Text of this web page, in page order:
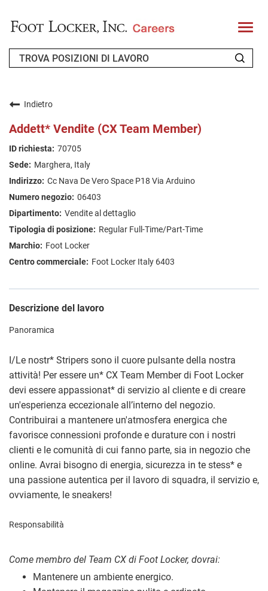
T
o
l
FAQ
CERCA LAVORO
Indietro
Addett* Vendite (CX Team Member)
70705
Marghera, Italy
Cc Nava De Vero Space P18 Via Arduino
06403
Vendite al dettaglio
Regular Full-Time/Part-Time
Foot Locker
Foot Locker Italy 6403
Descrizione del lavoro
Panoramica
I/Le nostr* Stripers sono il cuore pulsante della nostra
attività! Per essere un* CX Team Member di Foot Locker
devi essere appassionat* di servizio al cliente e di creare
un'esperienza eccezionale all’interno del negozio.
Contribuirai a mantenere un'atmosfera energica che
favorisce connessioni profonde e durature con i nostri
clienti e le comunità di cui fanno parte, sia in negozio che
online. Avrai bisogno di energia, sicurezza in te stess* e
una passione autentica per il lavoro di squadra, il servizio e,
ovviamente, le sneakers!
Responsabilità
Come membro del Team CX di Foot Locker, dovrai:
Mantenere un ambiente energico.